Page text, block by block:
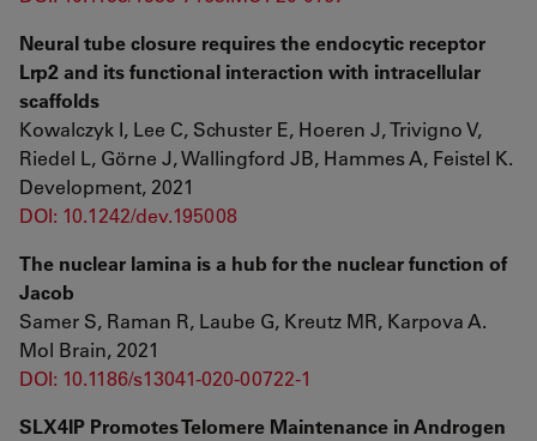
Neural tube closure requires the endocytic receptor
Lrp2 and its functional interaction with intracellular
scaffolds
Kowalczyk I, Lee C, Schuster E, Hoeren J, Trivigno V,
Riedel L, Görne J, Wallingford JB, Hammes A, Feistel K.
Development, 2021
DOI: 10.1242/dev.195008
The nuclear lamina is a hub for the nuclear function of
Jacob
Samer S, Raman R, Laube G, Kreutz MR, Karpova A.
Mol Brain, 2021
DOI: 10.1186/s13041-020-00722-1
SLX4IP Promotes Telomere Maintenance in Androgen